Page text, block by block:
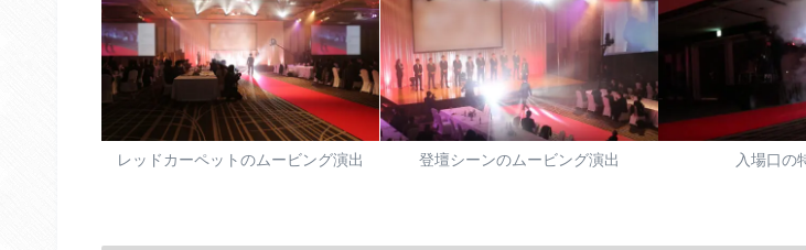
レッドカーペットのムービング演出 登壇シーンのムービング演出 入場口の